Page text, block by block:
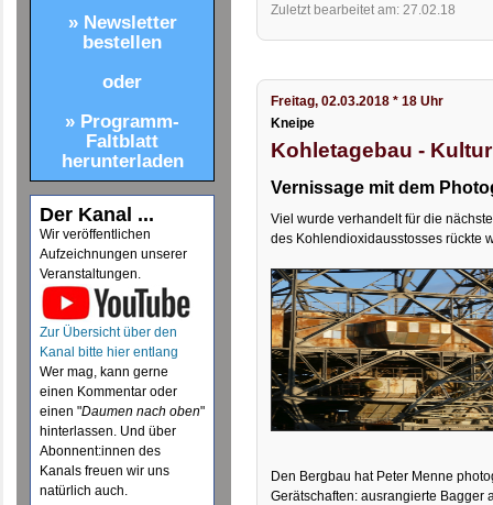
» Newsletter
bestellen
oder
» Programm-
Faltblatt
herunterladen
Der Kanal ...
Wir veröffentlichen
Aufzeichnungen unserer
Veranstaltungen.
Zur Übersicht über den
Kanal bitte hier entlang
Wer mag, kann gerne
einen Kommentar oder
einen "Daumen nach oben"
hinterlassen. Und über
Abonnent:innen des
Kanals freuen wir uns
natürlich auch.
Zuletzt bearbeitet am: 27.02.18
Freitag, 02.03.2018 * 18 Uhr
Kneipe
Kohletagebau -
Vernissage mit dem
Viel wurde verhandelt für die
des Kohlendioxidausstosses rückte
Den Bergbau hat Peter Menne
Gerätschaften: ausrangierte Bagger